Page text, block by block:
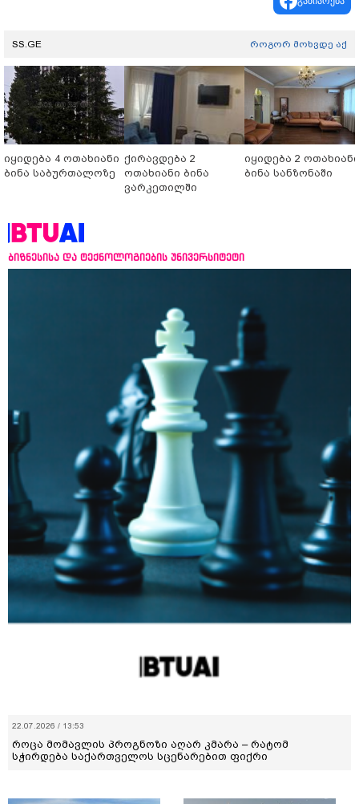
SS.GE როგორ მოხვდე აქ
იყიდება 4 ოთახიანი
ბინა საბურთალოზე
ქირავდება 2
ოთახიანი ბინა
ვარკეთილში
იყიდება 2 ოთახიანი
ბინა სანზონაში
ბიზნესისა და ტექნოლოგიების უნივერსიტეტი
22.07.2026 / 13:53
როცა მომავლის პროგნოზი აღარ კმარა – რატომ
სჭირდება საქართველოს სცენარებით ფიქრი